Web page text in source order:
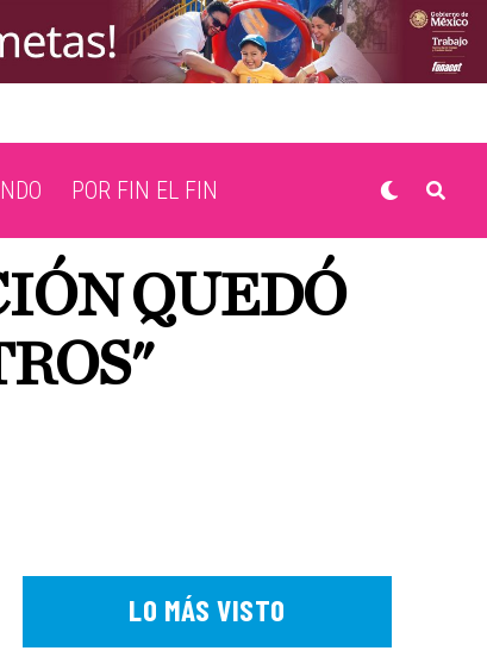
POR FIN EL FIN
QUEDÓ
LO MÁS VISTO